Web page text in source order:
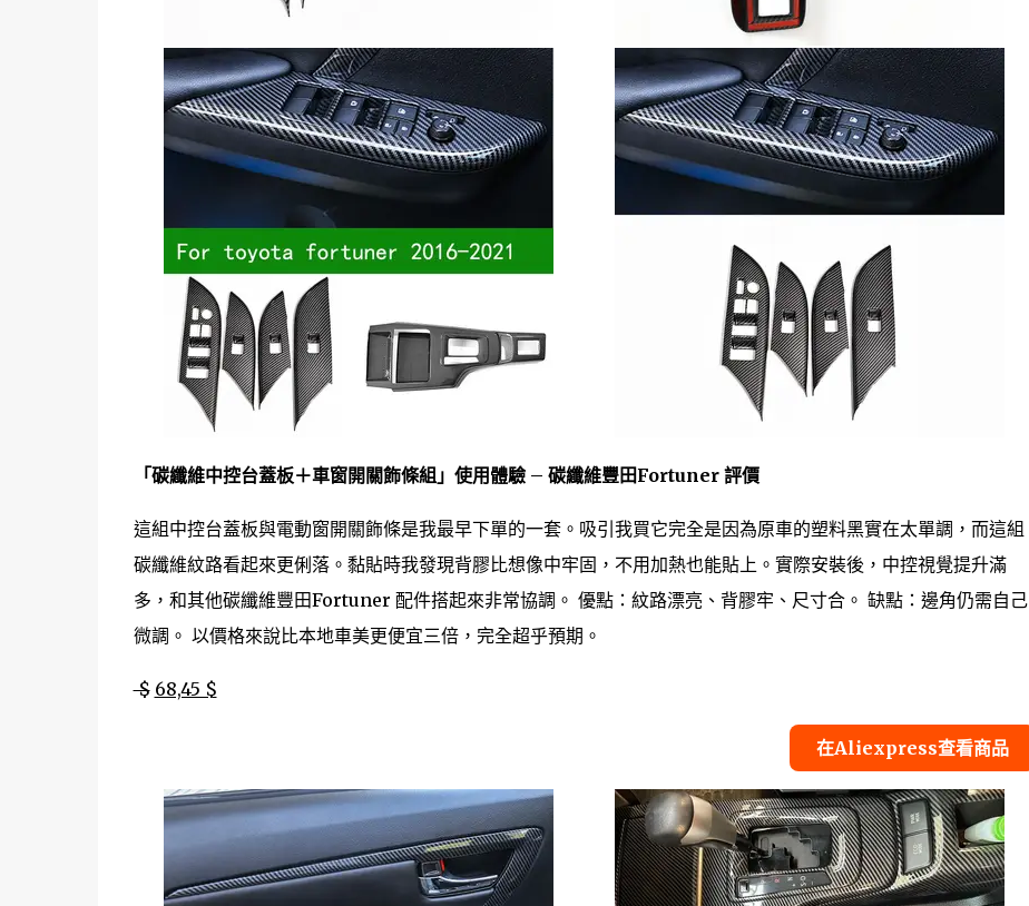
「碳纖維中控台蓋板＋車窗開關飾條組」使用體驗 – 碳纖維豐田Fortuner 評價
這組中控台蓋板與電動窗開關飾條是我最早下單的一套。吸引我買它完全是因為原車的塑料黑實在太單調，而這組
碳纖維紋路看起來更俐落。黏貼時我發現背膠比想像中牢固，不用加熱也能貼上。實際安裝後，中控視覺提升滿
多，和其他碳纖維豐田Fortuner 配件搭起來非常協調。 優點：紋路漂亮、背膠牢、尺寸合。 缺點：邊角仍需自己
微調。 以價格來說比本地車美更便宜三倍，完全超乎預期。
$ 68,45 $
在Aliexpress查看商品